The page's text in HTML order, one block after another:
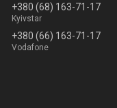
+380 (68) 163-71-17
Kyivstar
+380 (66) 163-71-17
Vodafone